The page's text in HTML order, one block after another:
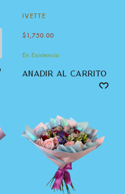
IVETTE
$1,750.00
En Existencia
añadir al carrito